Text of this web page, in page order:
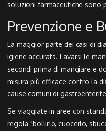
soluzioni farmaceutiche sono
Prevenzione e
La maggior parte dei casi di
igiene accurata. Lavarsi le
secondi prima di mangiare e
misura più efficace contro la
cause comuni di
Se viaggiate in aree con
regola "bollirlo, cuocerlo,